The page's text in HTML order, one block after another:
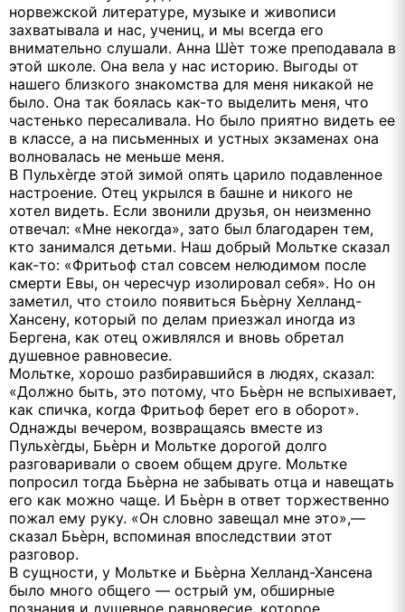
норвежской литературе, музыке и живописи
захватывала и нас, учениц, и мы всегда его
внимательно слушали. Анна Шѐт тоже преподавала в
этой школе. Она вела у нас историю. Выгоды от
нашего близкого знакомства для меня никакой не
было. Она так боялась как-то выделить меня, что
частенько пересаливала. Но было приятно видеть ее
в классе, а на письменных и устных экзаменах она
волновалась не меньше меня.
В Пульхѐгде этой зимой опять царило подавленное
настроение. Отец укрылся в башне и никого не
хотел видеть. Если звонили друзья, он неизменно
отвечал: «Мне некогда», зато был благодарен тем,
кто занимался детьми. Наш добрый Мольтке сказал
как-то: «Фритьоф стал совсем нелюдимом после
смерти Евы, он чересчур изолировал себя». Но он
заметил, что стоило появиться Бьѐрну Хелланд-
Хансену, который по делам приезжал иногда из
Бергена, как отец оживлялся и вновь обретал
душевное равновесие.
Мольтке, хорошо разбиравшийся в людях, сказал:
«Должно быть, это потому, что Бьѐрн не вспыхивает,
как спичка, когда Фритьоф берет его в оборот».
Однажды вечером, возвращаясь вместе из
Пульхѐгды, Бьѐрн и Мольтке дорогой долго
разговаривали о своем общем друге. Мольтке
попросил тогда Бьѐрна не забывать отца и навещать
его как можно чаще. И Бьѐрн в ответ торжественно
пожал ему руку. «Он словно завещал мне это»,—
сказал Бьѐрн, вспоминая впоследствии этот
разговор.
В сущности, у Мольтке и Бьѐрна Хелланд-Хансена
было много общего — острый ум, обширные
познания и душевное равновесие, которое